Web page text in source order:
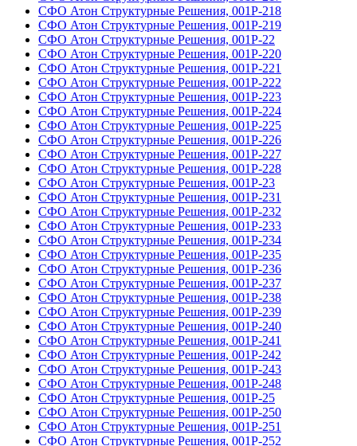
СФО Атон Структурные Решения, 001Р-218
СФО Атон Структурные Решения, 001Р-219
СФО Атон Структурные Решения, 001Р-22
СФО Атон Структурные Решения, 001Р-220
СФО Атон Структурные Решения, 001Р-221
СФО Атон Структурные Решения, 001Р-222
СФО Атон Структурные Решения, 001Р-223
СФО Атон Структурные Решения, 001Р-224
СФО Атон Структурные Решения, 001Р-225
СФО Атон Структурные Решения, 001Р-226
СФО Атон Структурные Решения, 001Р-227
СФО Атон Структурные Решения, 001Р-228
СФО Атон Структурные Решения, 001Р-23
СФО Атон Структурные Решения, 001Р-231
СФО Атон Структурные Решения, 001Р-232
СФО Атон Структурные Решения, 001Р-233
СФО Атон Структурные Решения, 001Р-234
СФО Атон Структурные Решения, 001Р-235
СФО Атон Структурные Решения, 001Р-236
СФО Атон Структурные Решения, 001Р-237
СФО Атон Структурные Решения, 001Р-238
СФО Атон Структурные Решения, 001Р-239
СФО Атон Структурные Решения, 001Р-240
СФО Атон Структурные Решения, 001Р-241
СФО Атон Структурные Решения, 001Р-242
СФО Атон Структурные Решения, 001Р-243
СФО Атон Структурные Решения, 001Р-248
СФО Атон Структурные Решения, 001Р-25
СФО Атон Структурные Решения, 001Р-250
СФО Атон Структурные Решения, 001Р-251
СФО Атон Структурные Решения, 001Р-252